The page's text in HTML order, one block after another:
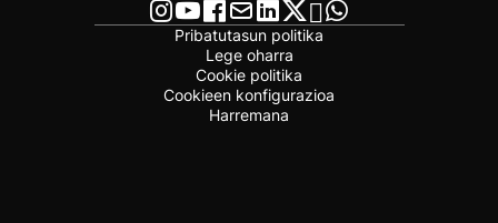
Pribatutasun politika
Lege oharra
Cookie politika
Cookieen konfigurazioa
Harremana